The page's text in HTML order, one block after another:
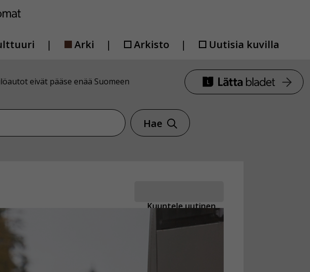
Arki Arkisto Uutisia kuvilla
eivät pääse enää Suomeen
Hae
Kuuntele uutinen